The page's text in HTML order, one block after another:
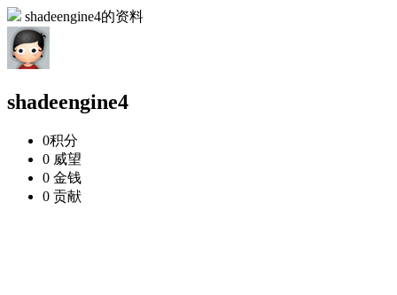
shadeengine4的资料
shadeengine4
0积分
0 威望
0 金钱
0 贡献